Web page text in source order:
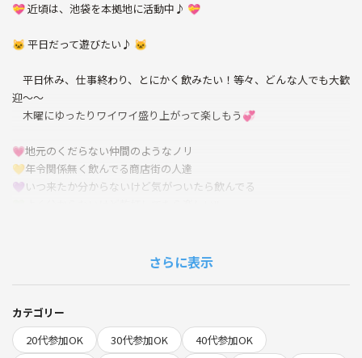
💝 近頃は、池袋を本拠地に活動中♪ 💝
🐱 平日だって遊びたい♪ 🐱
平日休み、仕事終わり、とにかく飲みたい！等々、どんな人でも大歓
迎～～
木曜にゆったりワイワイ盛り上がって楽しもう💞
💗地元のくだらない仲間のようなノリ
💛年令関係無く飲んでる商店街の人達
💜いつ来たか分からないけど気がついたら飲んでる
そんな適当感満載の飲み会です!!
１人参加、友達と参加、様子見参加･･･
どんな初参加でも大歓迎です！
気楽に参加してくださいね～♪
さらに表示
カテゴリー
20代参加OK
30代参加OK
40代参加OK